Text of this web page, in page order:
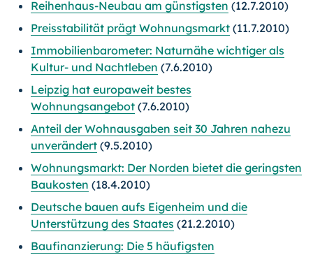
Reihenhaus-Neubau am günstigsten (12.7.2010)
Preisstabilität prägt Wohnungsmarkt (11.7.2010)
Immobilienbarometer: Naturnähe wichtiger als
Kultur- und Nachtleben (7.6.2010)
Leipzig hat europaweit bestes
Wohnungsangebot (7.6.2010)
Anteil der Wohnausgaben seit 30 Jahren nahezu
unverändert (9.5.2010)
Wohnungsmarkt: Der Norden bietet die geringsten
Baukosten (18.4.2010)
Deutsche bauen aufs Eigenheim und die
Unterstützung des Staates (21.2.2010)
Baufinanzierung: Die 5 häufigsten